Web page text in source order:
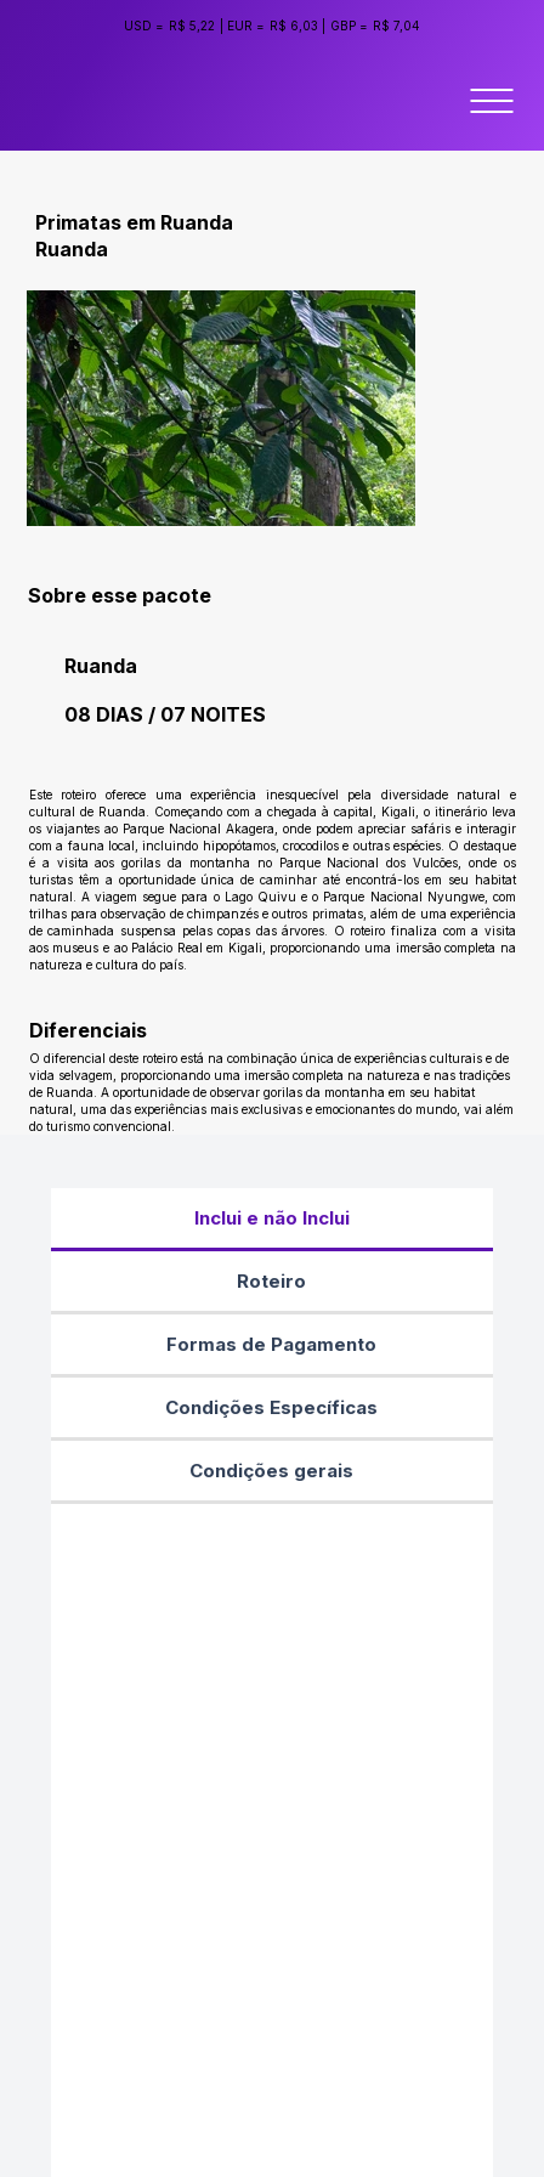
USD = R$ 5,22 EUR = R$ 6,03 GBP = R$ 7,04
Primatas em Ruanda
Ruanda
Sobre esse pacote
Ruanda
08 DIAS / 07 NOITES
Este roteiro oferece uma experiência inesquecível pela diversidade natural e
cultural de Ruanda. Começando com a chegada à capital, Kigali, o itinerário leva
os viajantes ao Parque Nacional Akagera, onde podem apreciar safáris e interagir
com a fauna local, incluindo hipopótamos, crocodilos e outras espécies. O destaque
é a visita aos gorilas da montanha no Parque Nacional dos Vulcões, onde os
turistas têm a oportunidade única de caminhar até encontrá-los em seu habitat
natural. A viagem segue para o Lago Quivu e o Parque Nacional Nyungwe, com
trilhas para observação de chimpanzés e outros primatas, além de uma experiência
de caminhada suspensa pelas copas das árvores. O roteiro finaliza com a visita
aos museus e ao Palácio Real em Kigali, proporcionando uma imersão completa na
natureza e cultura do país.
Diferenciais
O diferencial deste roteiro está na combinação única de experiências culturais e de
vida selvagem, proporcionando uma imersão completa na natureza e nas tradições
de Ruanda. A oportunidade de observar gorilas da montanha em seu habitat
natural, uma das experiências mais exclusivas e emocionantes do mundo, vai além
do turismo convencional.
Inclui e não Inclui
Roteiro
Formas de Pagamento
Condições Específicas
Condições gerais